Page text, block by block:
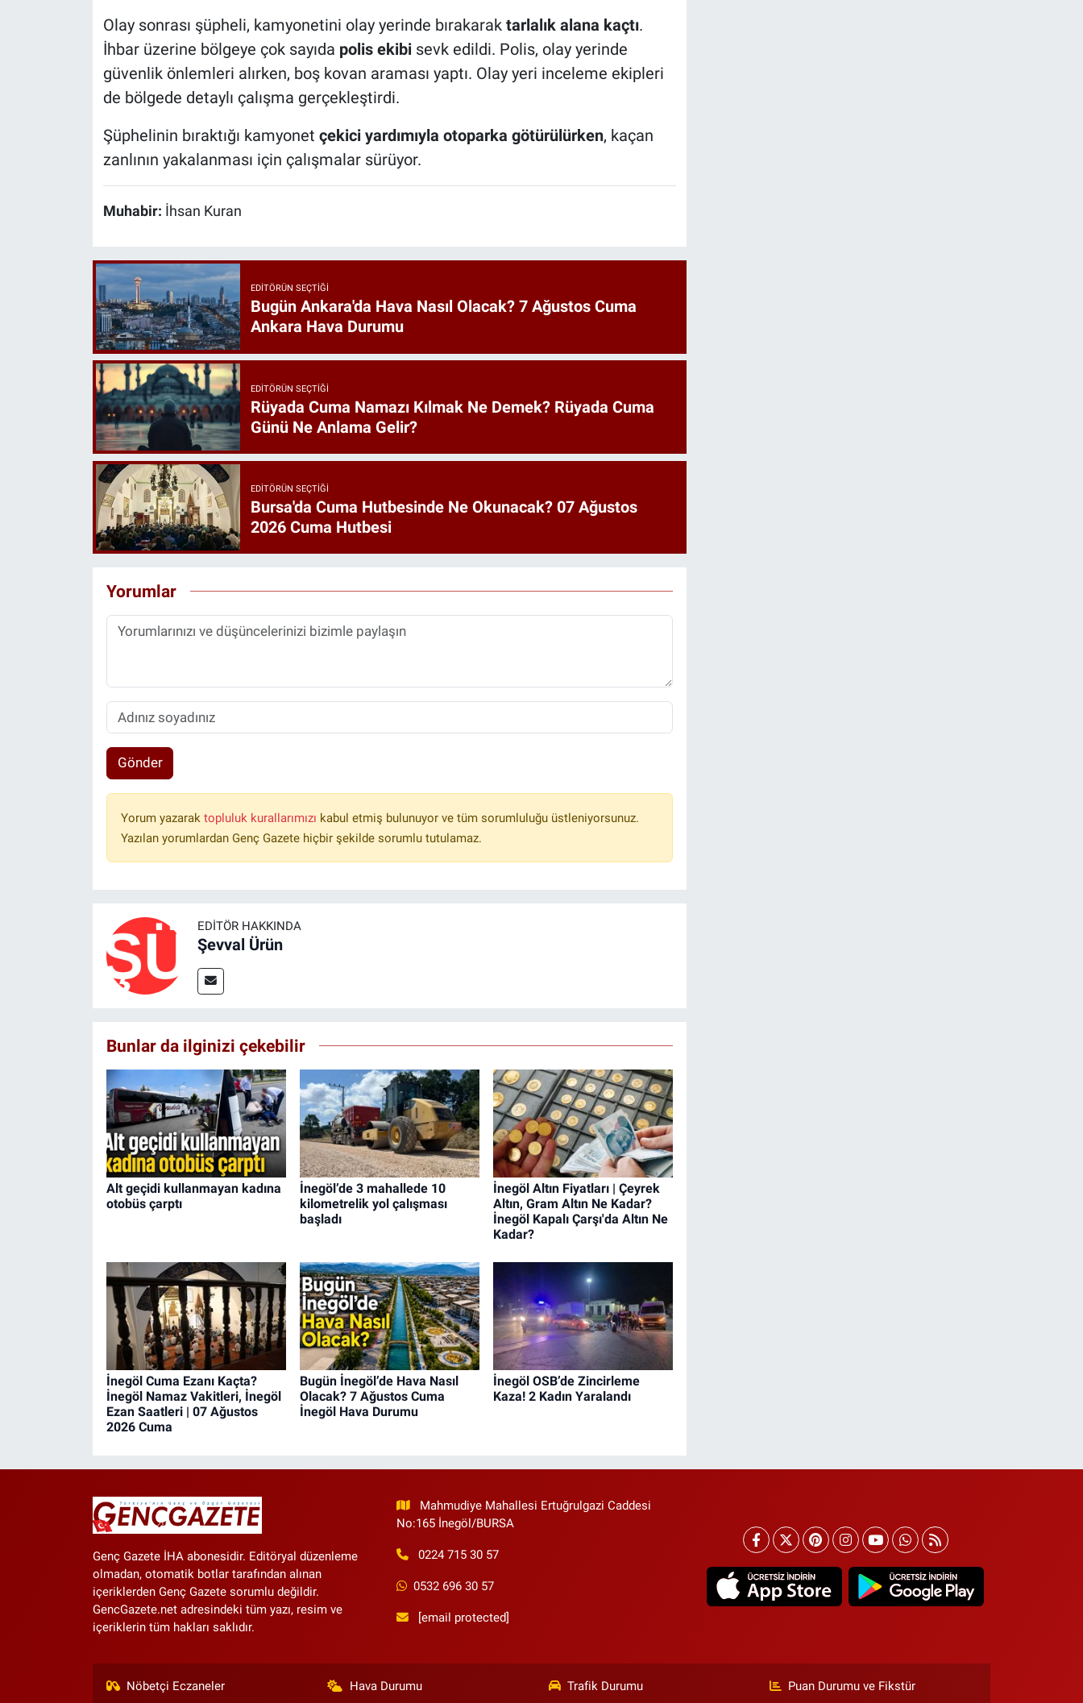
Olay sonrası şüpheli, kamyonetini olay yerinde bırakarak tarlalık alana kaçtı.
İhbar üzerine bölgeye çok sayıda polis ekibisevk edildi. Polis, olay yerinde
güvenlik önlemleri alırken, boş kovan araması yaptı. Olay yeri inceleme ekipleri
de bölgede detaylı çalışma gerçekleştirdi.
Şüphelinin bıraktığı kamyonet çekici yardımıyla otoparka götürülürken, kaçan
zanlının yakalanması için çalışmalar sürüyor.
Muhabir: İhsan Kuran
EDITÖRÜN SEÇTIĞI
Bugün Ankara'da Hava Nasıl Olacak? 7 Ağustos Cuma
Ankara Hava Durumu
EDITÖRÜN SEÇTIĞI
Rüyada Cuma Namazı Kılmak Ne Demek? Rüyada Cuma
Günü Ne Anlama Gelir?
EDITÖRÜN SEÇTIĞI
Bursa'da Cuma Hutbesinde Ne Okunacak? 07 Ağustos
2026 Cuma Hutbesi
Yorumlar
Gönder
Yorum yazarak topluluk kurallarımızı kabul etmiş bulunuyor ve tüm sorumluluğu üstleniyorsunuz.
Yazılan yorumlardan Genç Gazete hiçbir şekilde sorumlu tutulamaz.
EDITÖR HAKKINDA
Şevval Ürün
Bunlar da ilginizi çekebilir
Alt geçidi kullanmayan kadına
otobüs çarptı
İnegöl’de 3 mahallede 10
kilometrelik yol çalışması
başladı
İnegöl Altın Fiyatları | Çeyrek
Altın, Gram Altın Ne Kadar?
İnegöl Kapalı Çarşı'da Altın Ne
Kadar?
İnegöl Cuma Ezanı Kaçta?
İnegöl Namaz Vakitleri, İnegöl
Ezan Saatleri | 07 Ağustos
2026 Cuma
Bugün İnegöl’de Hava Nasıl
Olacak? 7 Ağustos Cuma
İnegöl Hava Durumu
İnegöl OSB’de Zincirleme
Kaza! 2 Kadın Yaralandı
Genç Gazete İHA abonesidir. Editöryal düzenleme
olmadan, otomatik botlar tarafından alınan
içeriklerden Genç Gazete sorumlu değildir.
GencGazete.net adresindeki tüm yazı, resim ve
içeriklerin tüm hakları saklıdır.
Mahmudiye Mahallesi Ertuğrulgazi Caddesi
No:165 İnegöl/BURSA
0224 715 30 57
0532 696 30 57
[email protected]
Nöbetçi Eczaneler Hava Durumu Trafik Durumu Puan Durumu ve Fikstür